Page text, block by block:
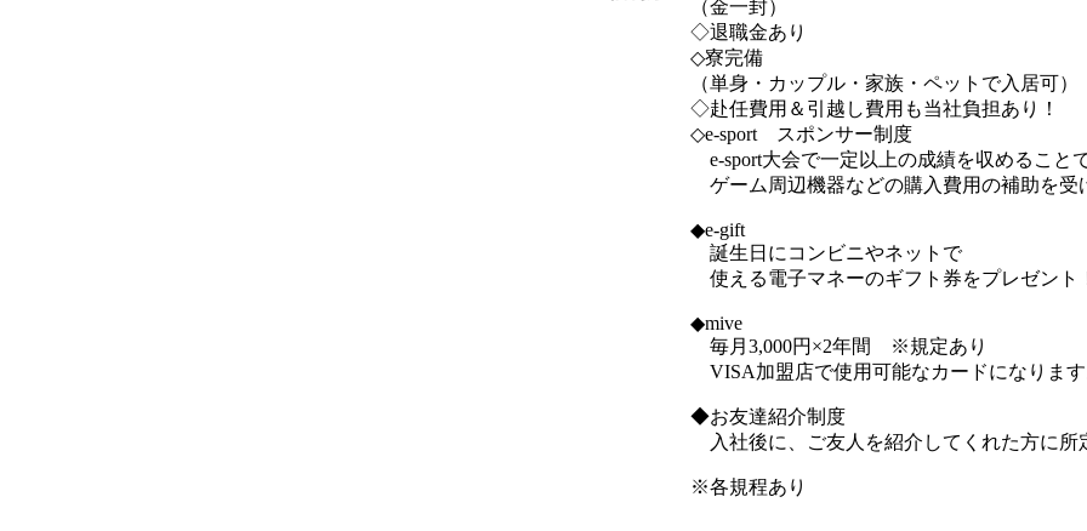
（金一封）
◇退職金あり
◇寮完備
（単身・カップル・家族・ペットで入居可）
◇赴任費用＆引越し費用も当社負担あり！
◇e-sport スポンサー制度
e-sport大会で一定以上の成績を収めること
ゲーム周辺機器などの購入費用の補助を受
◆e-gift
誕生日にコンビニやネットで
使える電子マネーのギフト券をプレゼント
◆mive
毎月3,000円×2年間 ※規定あり
VISA加盟店で使用可能なカードになります
◆お友達紹介制度
入社後に、ご友人を紹介してくれた方に所
※各規程あり